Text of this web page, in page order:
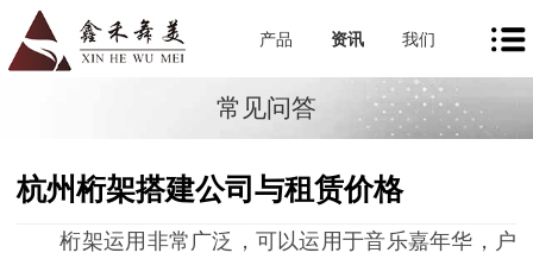
产品 资讯 我们
常见问答
杭州桁架搭建公司与租赁价格
桁架运用非常广泛，可以运用于音乐嘉年华，户